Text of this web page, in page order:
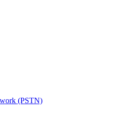
(PSTN)